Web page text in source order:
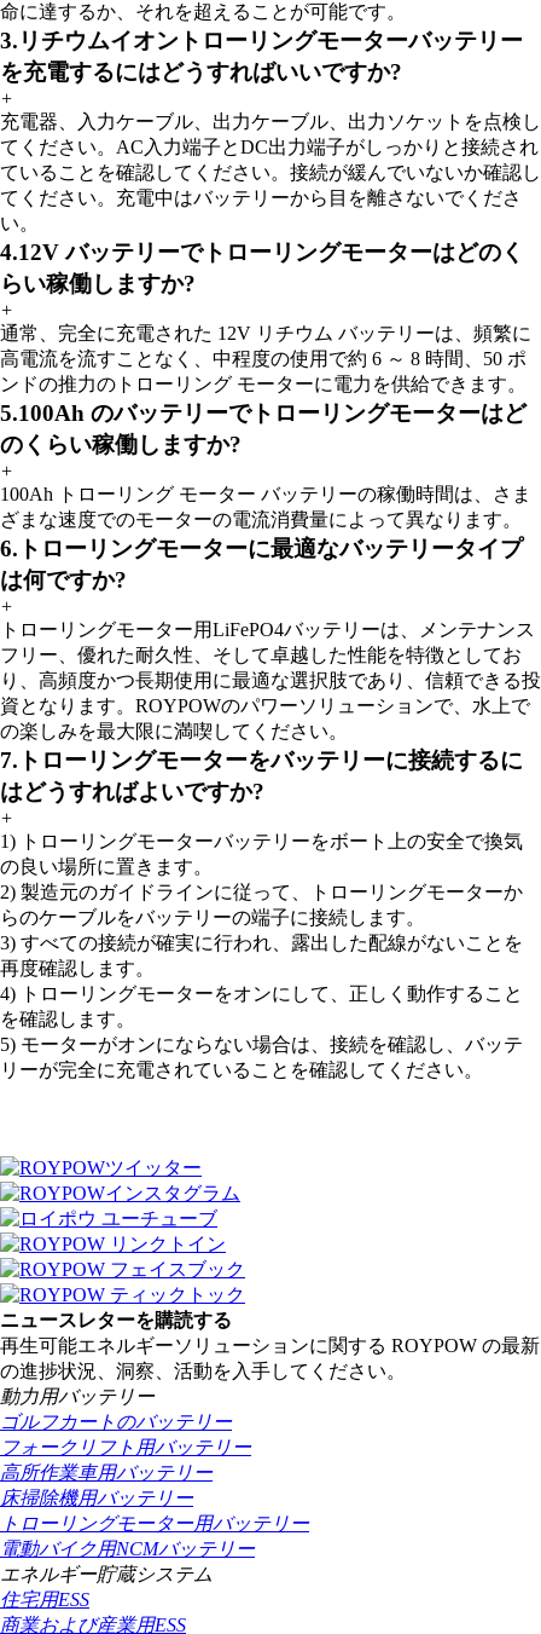
命に達するか、それを超えることが可能です。
3.リチウムイオントローリングモーターバッテリー
を充電するにはどうすればいいですか?
+
充電器、入力ケーブル、出力ケーブル、出力ソケットを点検し
てください。AC入力端子とDC出力端子がしっかりと接続され
ていることを確認してください。接続が緩んでいないか確認し
てください。充電中はバッテリーから目を離さないでくださ
い。
4.12V バッテリーでトローリングモーターはどのく
らい稼働しますか?
+
通常、完全に充電された 12V リチウム バッテリーは、頻繁に
高電流を流すことなく、中程度の使用で約 6 ～ 8 時間、50 ポ
ンドの推力のトローリング モーターに電力を供給できます。
5.100Ah のバッテリーでトローリングモーターはど
のくらい稼働しますか?
+
100Ah トローリング モーター バッテリーの稼働時間は、さま
ざまな速度でのモーターの電流消費量によって異なります。
6.トローリングモーターに最適なバッテリータイプ
は何ですか?
+
トローリングモーター用LiFePO4バッテリーは、メンテナンス
フリー、優れた耐久性、そして卓越した性能を特徴としてお
り、高頻度かつ長期使用に最適な選択肢であり、信頼できる投
資となります。ROYPOWのパワーソリューションで、水上で
の楽しみを最大限に満喫してください。
7.トローリングモーターをバッテリーに接続するに
はどうすればよいですか?
+
1) トローリングモーターバッテリーをボート上の安全で換気
の良い場所に置きます。
2) 製造元のガイドラインに従って、トローリングモーターか
らのケーブルをバッテリーの端子に接続します。
3) すべての接続が確実に行われ、露出した配線がないことを
再度確認します。
4) トローリングモーターをオンにして、正しく動作すること
を確認します。
5) モーターがオンにならない場合は、接続を確認し、バッテ
リーが完全に充電されていることを確認してください。
ニュースレターを購読する
再生可能エネルギーソリューションに関する ROYPOW の最新
の進捗状況、洞察、活動を入手してください。
動力用バッテリー
ゴルフカートのバッテリー
フォークリフト用バッテリー
高所作業車用バッテリー
床掃除機用バッテリー
トローリングモーター用バッテリー
電動バイク用NCMバッテリー
エネルギー貯蔵システム
住宅用ESS
商業および産業用ESS